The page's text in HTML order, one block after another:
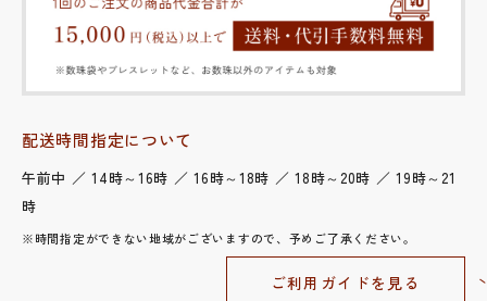
配送時間指定について
午前中 ／ 14時～16時 ／ 16時～18時 ／ 18時～20時 ／ 19時～21
時
※時間指定ができない地域がございますので、予めご了承ください。
ご利用ガイドを見る